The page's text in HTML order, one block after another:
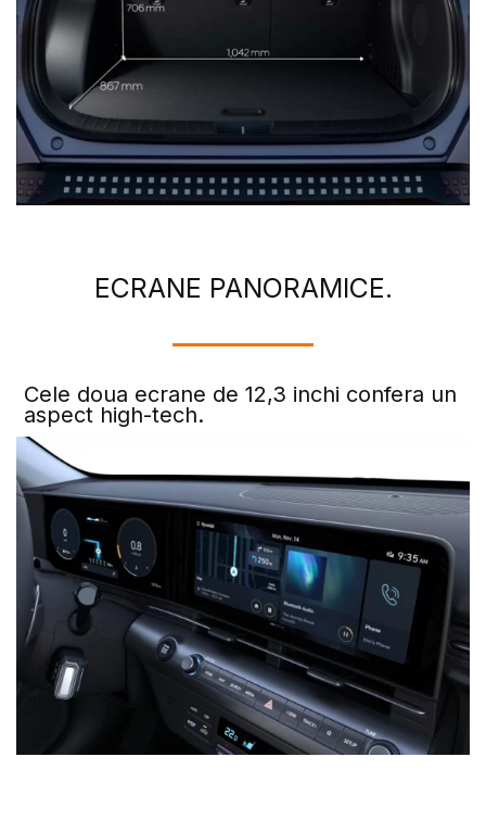
ECRANE PANORAMICE.
Cele doua ecrane de 12,3 inchi confera un
aspect high-tech.